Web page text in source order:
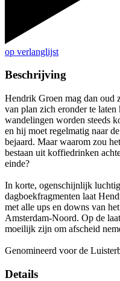
op verlanglijst
Beschrijving
Hendrik Groen mag dan oud
van plan zich eronder te
wandelingen worden steeds
en hij moet regelmatig naar
bejaard. Maar waarom zou
bestaan uit koffiedrinken
einde?
In korte, ogenschijnlijk
dagboekfragmenten laat
met alle ups en downs van
Amsterdam-Noord. Op de
moeilijk zijn om afscheid
Genomineerd voor de
Details